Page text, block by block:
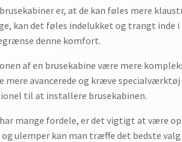
brusekabiner er, at de kan føles mere
kan det føles indelukket og trangt inde
denne komfort.
af en brusekabine være mere
mere avancerede og kræve
til at installere brusekabinen.
mange fordele, er det vigtigt at være
og ulemper kan man træffe det bedste